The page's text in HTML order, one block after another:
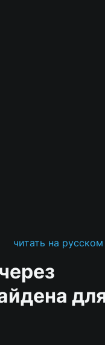
читать на русском